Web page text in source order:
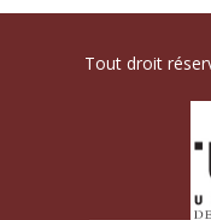
Tout droit